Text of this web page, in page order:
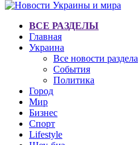
ВСЕ РАЗДЕЛЫ
Главная
Украина
Все новости раздела
События
Политика
Город
Мир
Бизнес
Спорт
Lifestyle